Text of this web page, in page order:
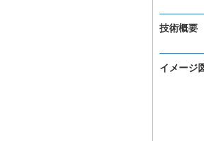
技術概要
イメージ